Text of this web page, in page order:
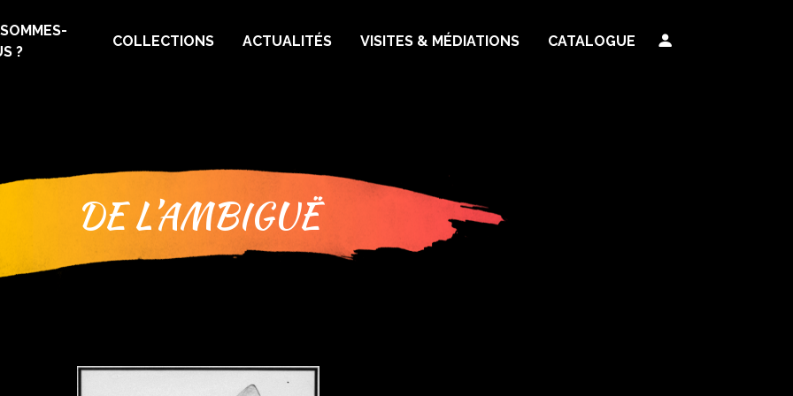
?
COLLECTIONS ACTUALITÉS VISITES & MÉDIATIONS CATALOGUE
DE L’AMBIGUË